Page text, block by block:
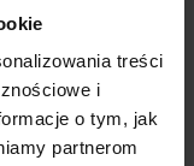
treści
i
o tym, jak
partnerom
i tym samym
rury na